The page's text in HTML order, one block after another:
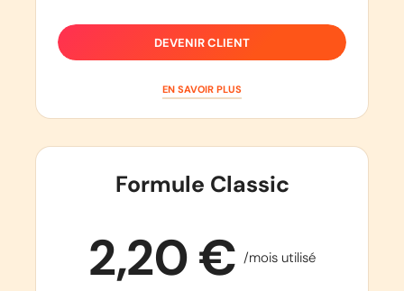
DEVENIR CLIENT
EN SAVOIR PLUS
Formule Classic
2,20 € /mois utilisé